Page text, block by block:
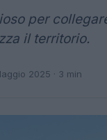
per
il territorio.
2025 · 3 min